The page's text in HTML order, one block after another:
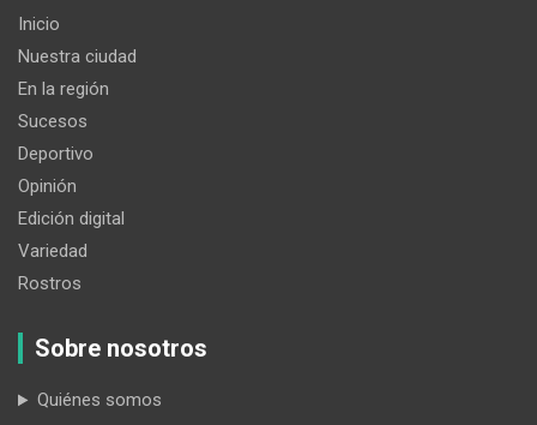
Inicio
Nuestra ciudad
En la región
Sucesos
Deportivo
Opinión
Edición digital
Variedad
Rostros
Sobre nosotros
Quiénes somos